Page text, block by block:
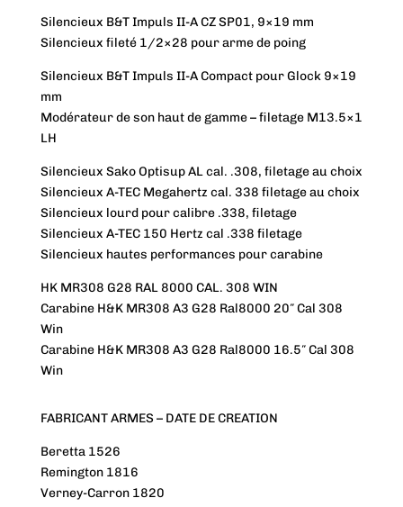
Silencieux B&T Impuls II-A CZ SP01, 9×19 mm
Silencieux fileté 1/2×28 pour arme de poing
Silencieux B&T Impuls II-A Compact pour Glock 9×19
mm
Modérateur de son haut de gamme – filetage M13.5×1
LH
Silencieux Sako Optisup AL cal. .308, filetage au choix
Silencieux A-TEC Megahertz cal. 338 filetage au choix
Silencieux lourd pour calibre .338, filetage
Silencieux A-TEC 150 Hertz cal .338 filetage
Silencieux hautes performances pour carabine
HK MR308 G28 RAL 8000 CAL. 308 WIN
Carabine H&K MR308 A3 G28 Ral8000 20″ Cal 308
Win
Carabine H&K MR308 A3 G28 Ral8000 16.5″ Cal 308
Win
FABRICANT ARMES – DATE DE CREATION
Beretta 1526
Remington 1816
Verney-Carron 1820